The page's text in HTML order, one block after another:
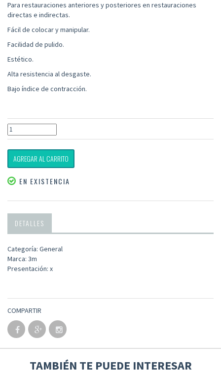
Para restauraciones anteriores y posteriores en restauraciones
directas e indirectas.
Fácil de colocar y manipular.
Facilidad de pulido.
Estético.
Alta resistencia al desgaste.
Bajo índice de contracción.
AGREGAR AL CARRITO
EN EXISTENCIA
DETALLES
Categoría: General
Marca: 3m
Presentación: x
COMPARTIR
TAMBIÉN TE PUEDE INTERESAR